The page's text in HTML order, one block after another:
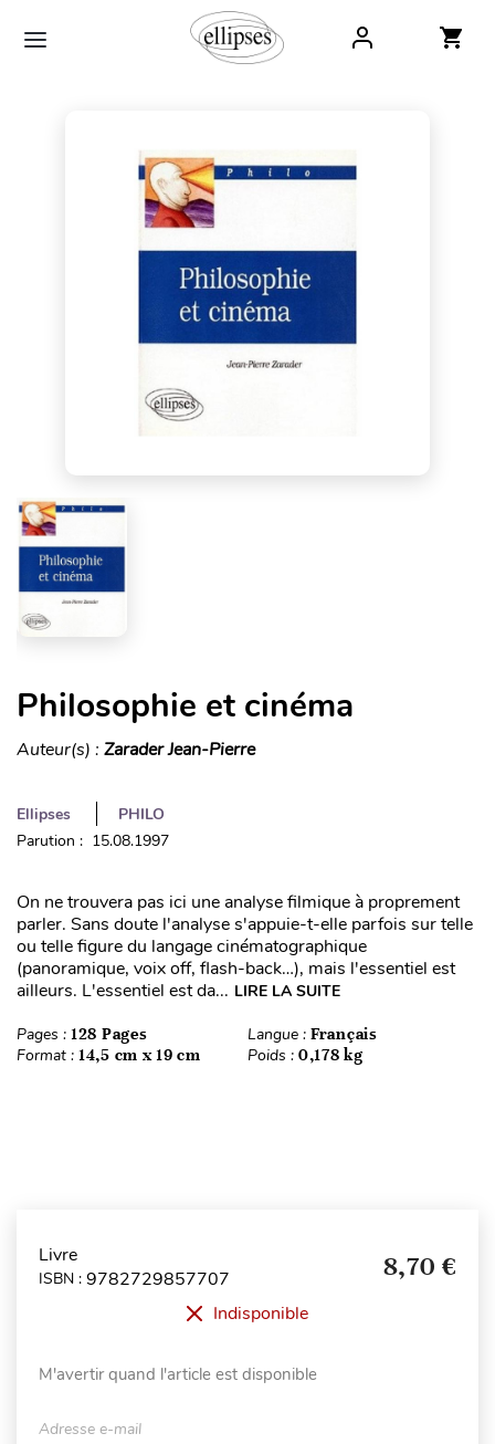
Philosophie et cinéma
Auteur(s) : Zarader Jean-Pierre
Ellipses
PHILO
Parution : 15.08.1997
On ne trouvera pas ici une analyse filmique à proprement
parler. Sans doute l'analyse s'appuie-t-elle parfois sur telle
ou telle figure du langage cinématographique
(panoramique, voix off, flash-back…), mais l'essentiel est
ailleurs. L'essentiel est da... LIRE LA SUITE
Pages : 128 Pages Langue : Français
Format : 14,5 cm x 19 cm Poids : 0,178 kg
Livre
ISBN : 9782729857707 8,70 €
Indisponible
M'avertir quand l'article est disponible
Adresse e-mail